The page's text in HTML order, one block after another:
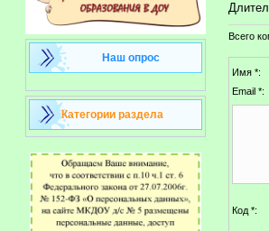
Наш опрос
Категории раздела
Всего
Имя *:
Email *:
Код *: